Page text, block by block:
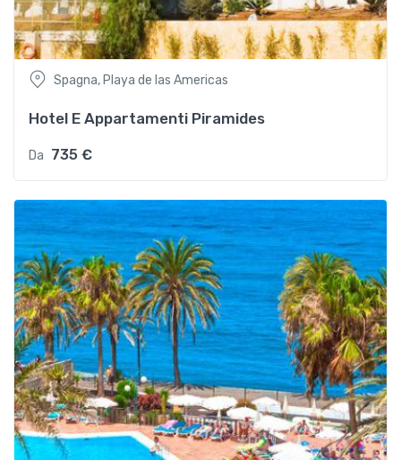
Spagna, Playa de las Americas
Hotel E Appartamenti Piramides
Da 735 €